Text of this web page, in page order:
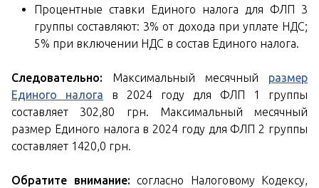
Процентные ставки Единого налога для ФЛП 3
группы составляют: 3% от дохода при уплате НДС;
5% при включении НДС в состав Единого налога.
Следовательно: Максимальный месячный размер
Единого налога в 2024 году для ФЛП 1 группы
составляет 302,80 грн. Максимальный месячный
размер Единого налога в 2024 году для ФЛП 2 группы
составляет 1420,0 грн.
Обратите внимание: согласно Налоговому Кодексу,